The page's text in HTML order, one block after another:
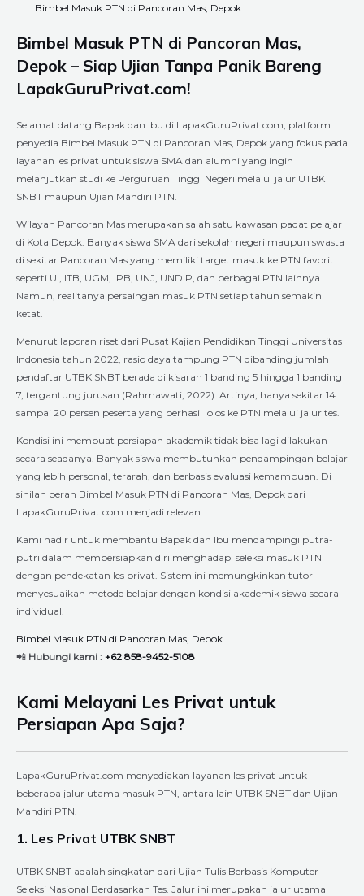
Bimbel Masuk PTN di Pancoran Mas, Depok
Bimbel Masuk PTN di Pancoran Mas,
Depok – Siap Ujian Tanpa Panik Bareng
LapakGuruPrivat.com!
Selamat datang Bapak dan Ibu di LapakGuruPrivat.com, platform
penyedia Bimbel Masuk PTN di Pancoran Mas, Depok yang fokus pada
layanan les privat untuk siswa SMA dan alumni yang ingin
melanjutkan studi ke Perguruan Tinggi Negeri melalui jalur UTBK
SNBT maupun Ujian Mandiri PTN.
Wilayah Pancoran Mas merupakan salah satu kawasan padat pelajar
di Kota Depok. Banyak siswa SMA dari sekolah negeri maupun swasta
di sekitar Pancoran Mas yang memiliki target masuk ke PTN favorit
seperti UI, ITB, UGM, IPB, UNJ, UNDIP, dan berbagai PTN lainnya.
Namun, realitanya persaingan masuk PTN setiap tahun semakin
ketat.
Menurut laporan riset dari Pusat Kajian Pendidikan Tinggi Universitas
Indonesia tahun 2022, rasio daya tampung PTN dibanding jumlah
pendaftar UTBK SNBT berada di kisaran 1 banding 5 hingga 1 banding
7, tergantung jurusan (Rahmawati, 2022). Artinya, hanya sekitar 14
sampai 20 persen peserta yang berhasil lolos ke PTN melalui jalur tes.
Kondisi ini membuat persiapan akademik tidak bisa lagi dilakukan
secara seadanya. Banyak siswa membutuhkan pendampingan belajar
yang lebih personal, terarah, dan berbasis evaluasi kemampuan. Di
sinilah peran Bimbel Masuk PTN di Pancoran Mas, Depok dari
LapakGuruPrivat.com menjadi relevan.
Kami hadir untuk membantu Bapak dan Ibu mendampingi putra-
putri dalam mempersiapkan diri menghadapi seleksi masuk PTN
dengan pendekatan les privat. Sistem ini memungkinkan tutor
menyesuaikan metode belajar dengan kondisi akademik siswa secara
individual.
Bimbel Masuk PTN di Pancoran Mas, Depok
📲 Hubungi kami : +62 858-9452-5108
Kami Melayani Les Privat untuk
Persiapan Apa Saja?
LapakGuruPrivat.com menyediakan layanan les privat untuk
beberapa jalur utama masuk PTN, antara lain UTBK SNBT dan Ujian
Mandiri PTN.
1. Les Privat UTBK SNBT
UTBK SNBT adalah singkatan dari Ujian Tulis Berbasis Komputer –
Seleksi Nasional Berdasarkan Tes. Jalur ini merupakan jalur utama